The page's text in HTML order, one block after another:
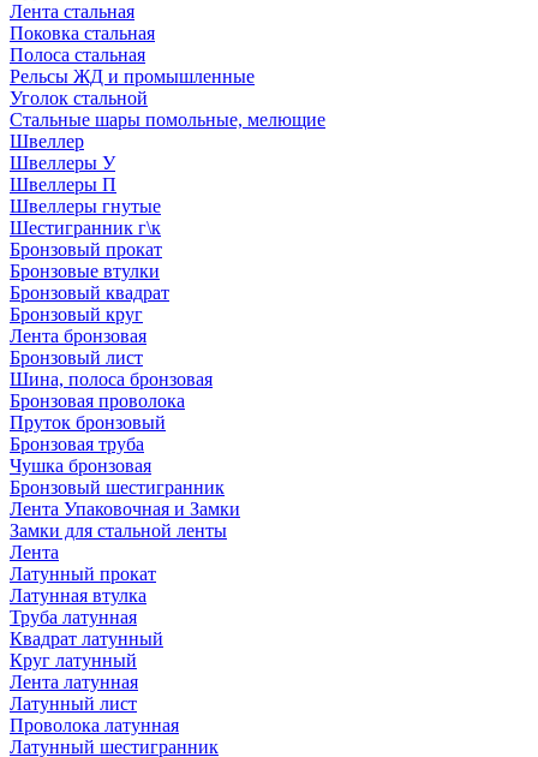
Лента стальная
Поковка стальная
Полоса стальная
Рельсы ЖД и промышленные
Уголок стальной
Стальные шары помольные, мелющие
Швеллер
Швеллеры У
Швеллеры П
Швеллеры гнутые
Шестигранник г\к
Бронзовый прокат
Бронзовые втулки
Бронзовый квадрат
Бронзовый круг
Лента бронзовая
Бронзовый лист
Шина, полоса бронзовая
Бронзовая проволока
Пруток бронзовый
Бронзовая труба
Чушка бронзовая
Бронзовый шестигранник
Лента Упаковочная и Замки
Замки для стальной ленты
Лента
Латунный прокат
Латунная втулка
Труба латунная
Квадрат латунный
Круг латунный
Лента латунная
Латунный лист
Проволока латунная
Латунный шестигранник